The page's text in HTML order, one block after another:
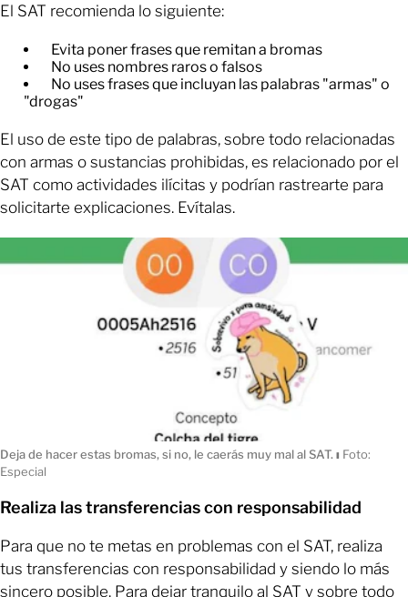
El SAT recomienda lo siguiente:
Evita poner frases que remitan a bromas
​No uses nombres raros o falsos
​No uses frases que incluyan las palabras "armas" o
"drogas"
El uso de este tipo de palabras, sobre todo relacionadas
con armas o sustancias prohibidas, es relacionado por el
SAT como actividades ilícitas y podrían rastrearte para
solicitarte explicaciones. Evítalas.
Deja de hacer estas bromas, si no, le caerás muy mal al SAT. ı Foto:
Especial
Realiza las transferencias con responsabilidad
Para que no te metas en problemas con el SAT, realiza
tus transferencias con responsabilidad y siendo lo más
sincero posible. Para dejar tranquilo al SAT y sobre todo